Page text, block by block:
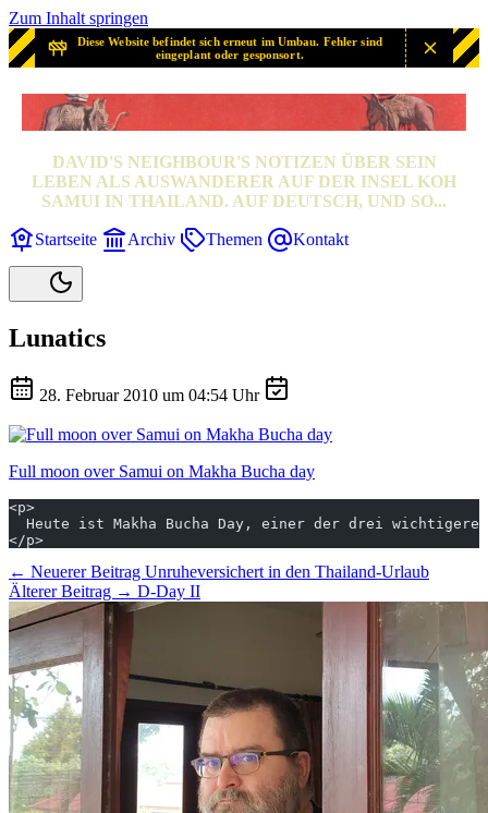
Zum Inhalt springen
Diese Website befindet sich erneut im Umbau. Fehler sind
eingeplant oder gesponsort.
SAMUI? SAMUI!
DAVID'S NEIGHBOUR'S NOTIZEN ÜBER SEIN
LEBEN ALS AUSWANDERER AUF DER INSEL KOH
SAMUI IN THAILAND. AUF DEUTSCH, UND SO...
Startseite Archiv Themen Kontakt
Lunatics
28. Februar 2010 um 04:54 Uhr
Full moon over Samui on Makha Bucha day
<p>
Heute ist Makha Bucha Day, einer der drei
</p>
← Neuerer Beitrag Unruheversichert in den Thailand-Urlaub
Älterer Beitrag → D-Day II